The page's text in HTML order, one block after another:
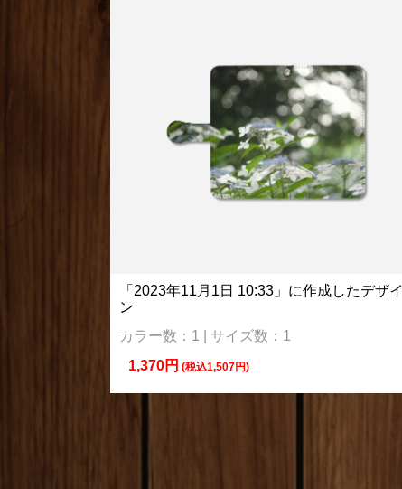
「2023年11月1日 10:33」に作成したデザイ
ン
カラー数：1 | サイズ数：1
1,370円 (税込1,507円)